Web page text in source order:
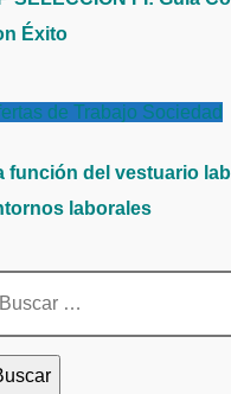
Éxito
de Trabajo Sociedad
función del vestuario
laborales